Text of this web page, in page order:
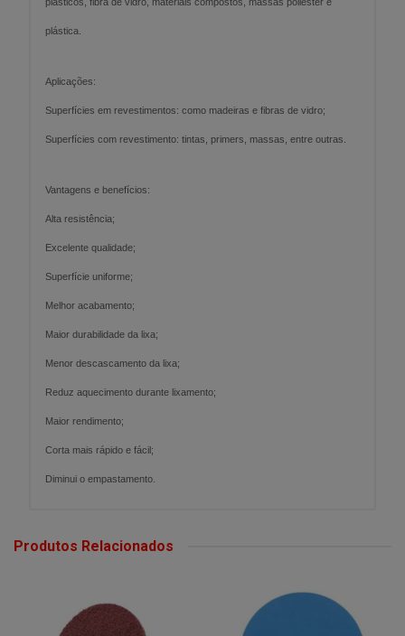
plástica.
Aplicações:
Superfícies em revestimentos: como madeiras e fibras de vidro;
Superfícies com revestimento: tintas, primers, massas, entre outras.
Vantagens e benefícios:
Alta resistência;
Excelente qualidade;
Superfície uniforme;
Melhor acabamento;
Maior durabilidade da lixa;
Menor descascamento da lixa;
Reduz aquecimento durante lixamento;
Maior rendimento;
Corta mais rápido e fácil;
Diminui o empastamento.
Produtos Relacionados